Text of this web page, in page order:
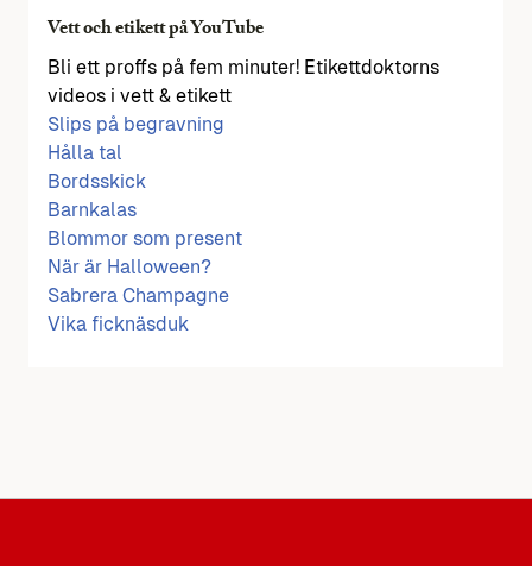
Vett och etikett på YouTube
Bli ett proffs på fem minuter! Etikettdoktorns
videos i vett & etikett
Slips på begravning
Hålla tal
Bordsskick
Barnkalas
Blommor som present
När är Halloween?
Sabrera Champagne
Vika ficknäsduk